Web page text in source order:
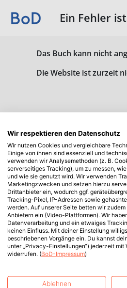
Ein Fehler
Das Buch kann nicht
Die Website ist zurzeit
Wir respektieren den Datenschutz
Wir nutzen Cookies und vergleichbare
Einige von ihnen sind essenziell und
verwenden wir Analysemethoden (z. B.
serverseitiges Tracking), um zu messen,
und wie sie genutzt wird. Wir verwenden
Marketingzwecken und setzen hierzu
Drittanbieter ein, wodurch ggf.
Tracking-Pixel, IP-Adressen sowie
werden. Auf unserer Seite betten wir
Anbietern ein (Video-Plattformen). Wir
Datenverarbeitung und ein etwaiges
keinen Einfluss. Mit deiner Einstellung
beschriebenen Vorgänge ein. Du kannst
unter „Privacy-Einstellungen“) jederzeit
widerrufen. (BoD-Impressum)
Ablehnen